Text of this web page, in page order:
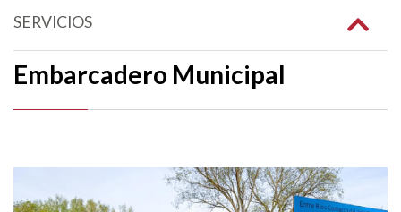
SERVICIOS
Embarcadero Municipal